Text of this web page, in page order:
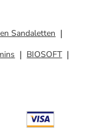
Sandaletten
BIOSOFT